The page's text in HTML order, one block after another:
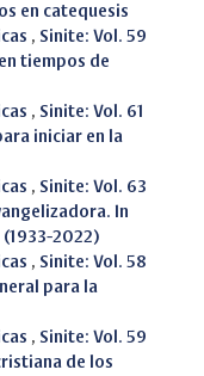
en catequesis
, Sinite: Vol. 59
tiempos de
, Sinite: Vol. 61
iniciar en la
, Sinite: Vol. 63
In
(1933-2022)
, Sinite: Vol. 58
para la
, Sinite: Vol. 59
de los